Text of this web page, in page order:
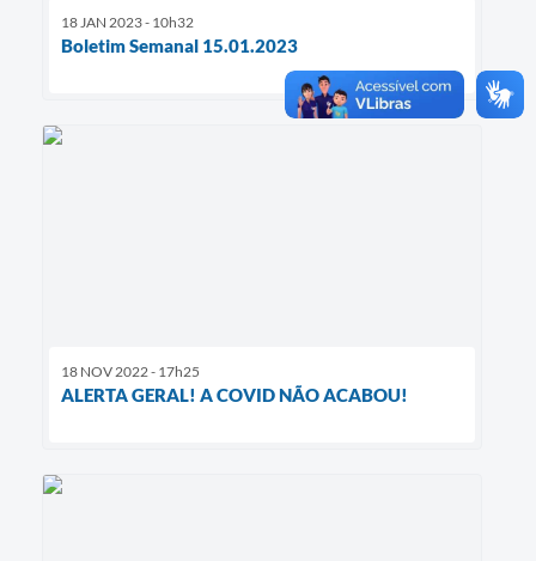
18 JAN 2023 - 10h32
Boletim Semanal 15.01.2023
18 NOV 2022 - 17h25
ALERTA GERAL! A COVID NÃO ACABOU!